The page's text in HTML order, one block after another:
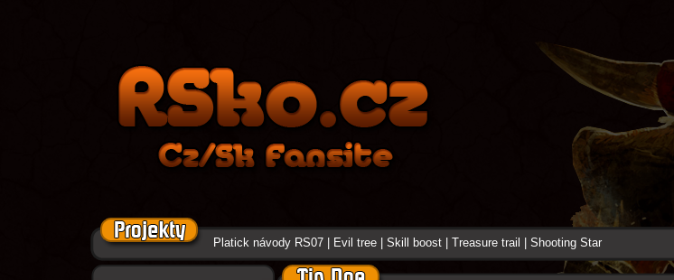
Platick návody RS07 Evil tree Skill boost Treasure trail Shooting Star